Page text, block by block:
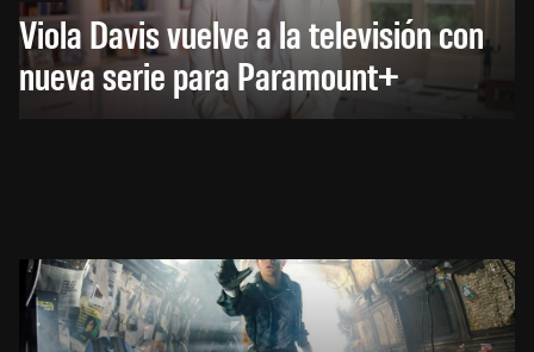
Viola Davis vuelve a la televisión con
nueva serie para Paramount+